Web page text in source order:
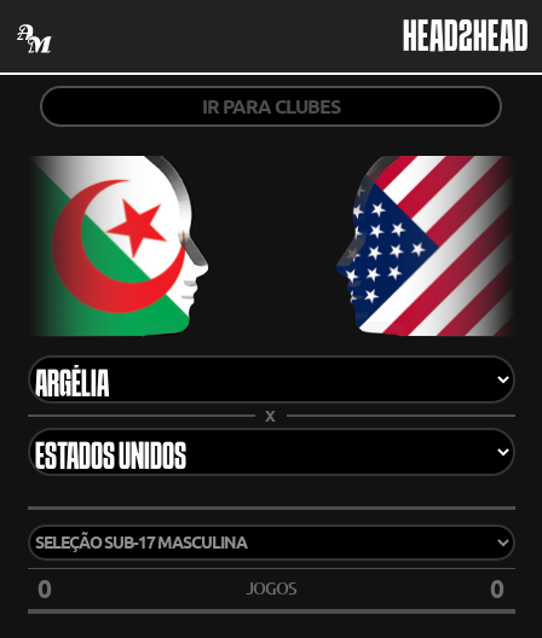
HEAD2HEAD
IR PARA CLUBES
X
0 JOGOS 0